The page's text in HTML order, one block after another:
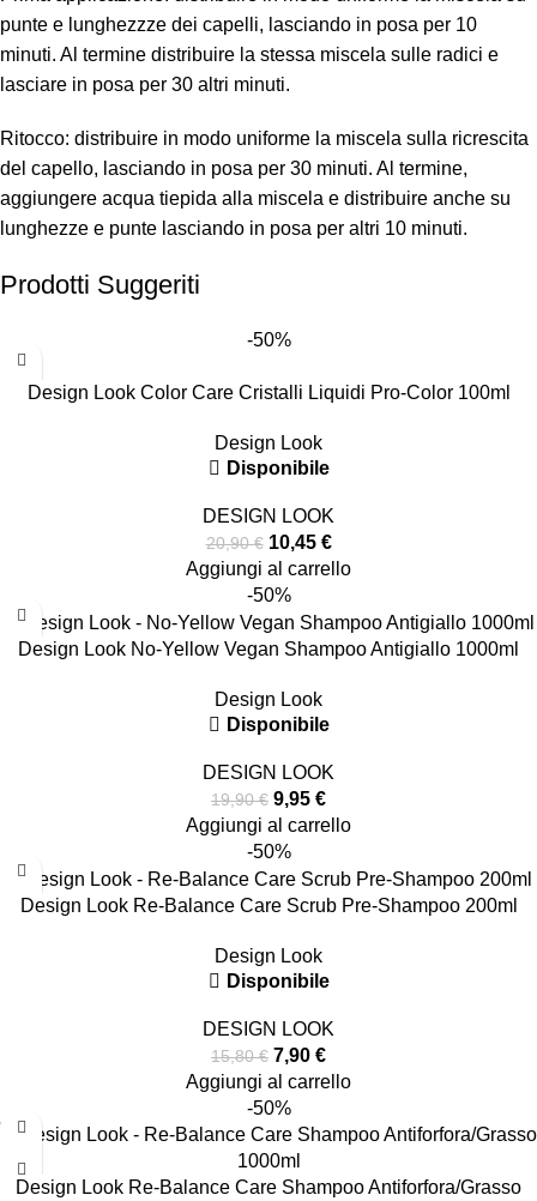
punte e lunghezzze dei capelli, lasciando in posa per 10
minuti. Al termine distribuire la stessa miscela sulle radici e
lasciare in posa per 30 altri minuti.
Ritocco: distribuire in modo uniforme la miscela sulla ricrescita
del capello, lasciando in posa per 30 minuti. Al termine,
aggiungere acqua tiepida alla miscela e distribuire anche su
lunghezze e punte lasciando in posa per altri 10 minuti.
Prodotti Suggeriti
-50%
Design Look Color Care Cristalli Liquidi Pro-Color 100ml
Design Look
Disponibile
DESIGN LOOK
20,90€ 10,45 €
Aggiungi al carrello
-50%
Design Look No-Yellow Vegan Shampoo Antigiallo 1000ml
Design Look
Disponibile
DESIGN LOOK
19,90€ 9,95 €
Aggiungi al carrello
-50%
Design Look Re-Balance Care Scrub Pre-Shampoo 200ml
Design Look
Disponibile
DESIGN LOOK
15,80€ 7,90 €
Aggiungi al carrello
-50%
Design Look Re-Balance Care Shampoo Antiforfora/Grasso